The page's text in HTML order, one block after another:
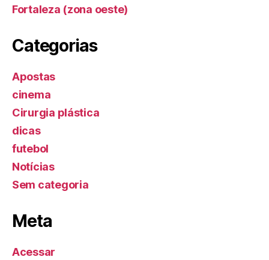
Fortaleza (zona oeste)
Categorias
Apostas
cinema
Cirurgia plástica
dicas
futebol
Notícias
Sem categoria
Meta
Acessar